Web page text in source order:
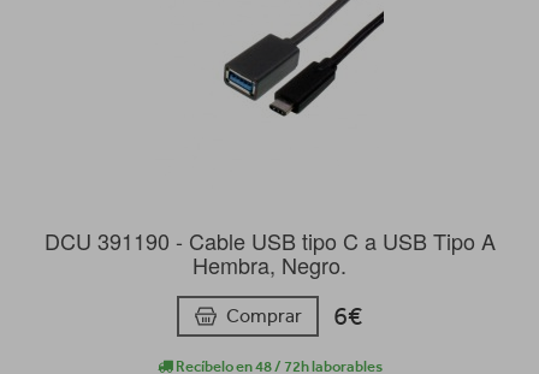
DCU 391190 - Cable USB tipo C a USB Tipo A
Hembra, Negro.
Comprar 6€
Recíbelo en 48 / 72h laborables